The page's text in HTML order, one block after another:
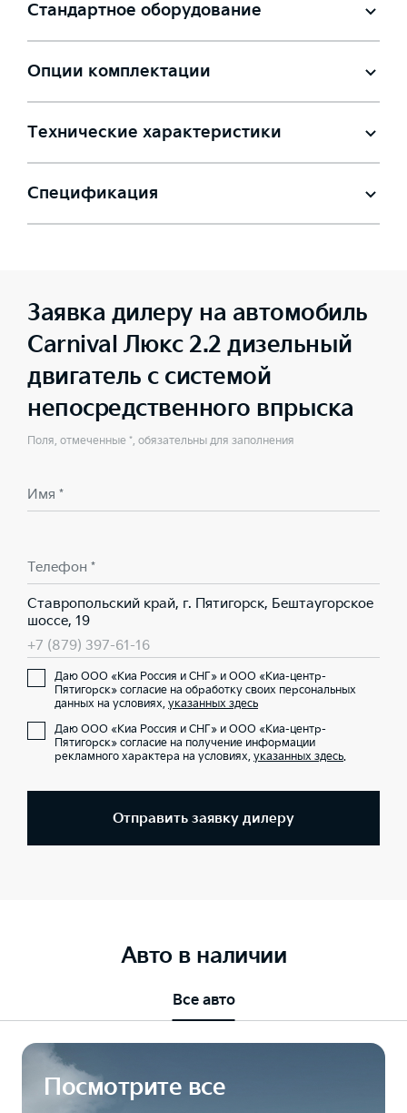
Стандартное оборудование
Опции комплектации
Технические характеристики
Спецификация
Заявка дилеру на автомобиль
Carnival Люкс 2.2 дизельный
двигатель с системой
непосредственного впрыска
Поля, отмеченные *, обязательны для заполнения
Имя *
Телефон *
Ставропольский край, г. Пятигорск, Бештаугорское
шоссе, 19
+7 (879) 397-61-16
Даю ООО «Киа Россия и СНГ» и ООО «Киа-центр-
Пятигорск» согласие на обработку своих персональных
данных на условиях, указанных здесь
Даю ООО «Киа Россия и СНГ» и ООО «Киа-центр-
Пятигорск» согласие на получение информации
рекламного характера на условиях, указанных здесь.
Отправить заявку дилеру
Авто в наличии
Все авто
Посмотрите все